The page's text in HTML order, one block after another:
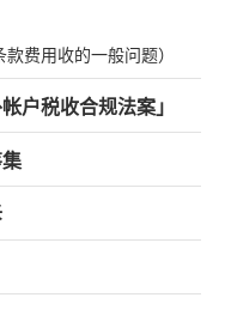
费用收的一般问题）
户税收合规法案」